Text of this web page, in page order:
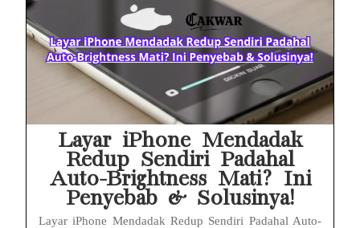
Babak Baru Kasus Febrie Adriansyah, Rencana Praperadilan Penyitaan Emas dan Uang Tunai Jadi Sorotan
Baterai Apple Watch Cepat Boros? Ini Penyebab dan Cara Mengatasinya
HP Huawei Cepat Panas? Ini Penyebab Utama dan Cara Mengatasinya
Layar iPhone Mendadak
Redup Sendiri Padahal
Auto-Brightness Mati? Ini
Penyebab & Solusinya!
Layar iPhone Mendadak Redup Sendiri Padahal Auto-